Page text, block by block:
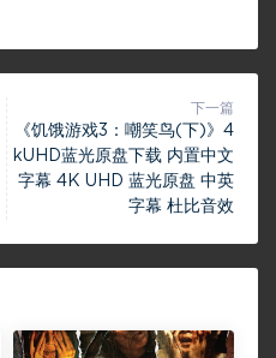
下一篇
《饥饿游戏3：嘲笑鸟(下)》4
kUHD蓝光原盘下载 内置中文
字幕 4K UHD 蓝光原盘 中英
字幕 杜比音效